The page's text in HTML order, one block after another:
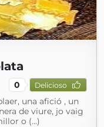
0 Delicioso
una afició , un
de viure, jo vaig
o (...)